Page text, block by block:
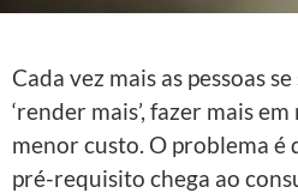
Cada vez mais as pessoas
‘render mais’, fazer mais
menor custo. O problema é
pré-requisito chega ao